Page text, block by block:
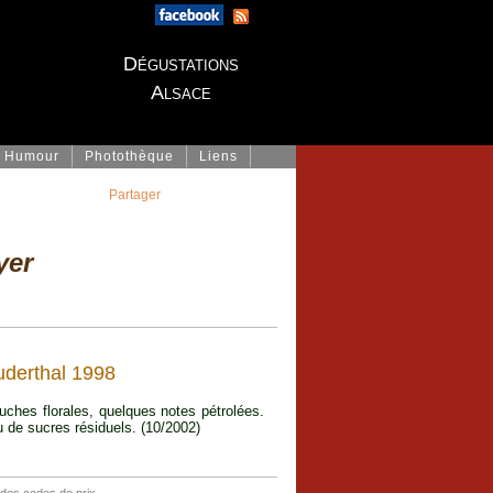
Dégustations
Alsace
Humour Photothèque Liens
1998
florales, quelques notes pétrolées.
de sucres résiduels. (10/2002)
Partager